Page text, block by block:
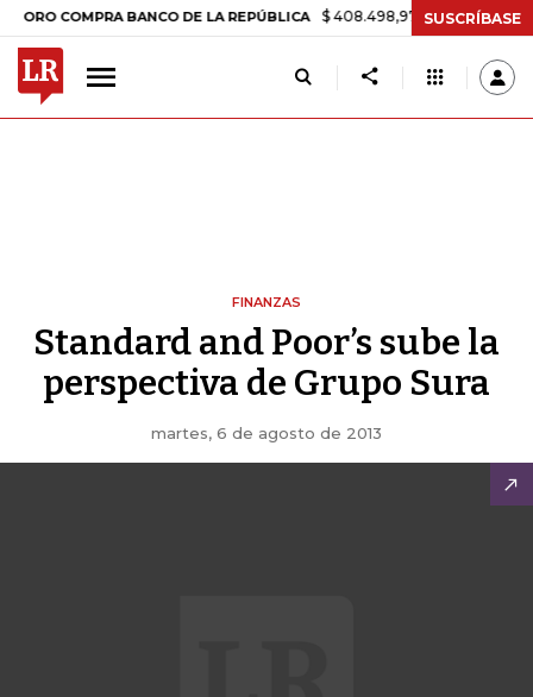
COMPRA BANCO DE LA REPÚBLICA $ 408.498,97 +$ 8.753,81 +2,19%
SUSCRÍBASE
FINANZAS
Standard and Poor’s sube la
perspectiva de Grupo Sura
martes, 6 de agosto de 2013